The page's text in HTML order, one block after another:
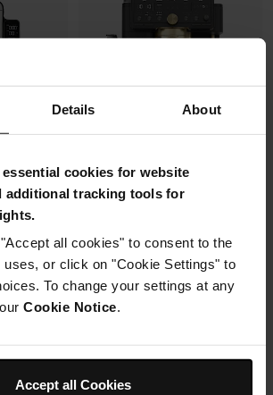
Details About
cookies for website
additional tracking tools for
all cookies" to consent to the
uses, or click on "Cookie Settings" to
To change your settings at any
Cookie Notice.
Accept all Cookies
XL,
1
moins
Machine à café semi-
Modèle: ES771EUBK
4.3 (392)
Broyeur et balance intégrés